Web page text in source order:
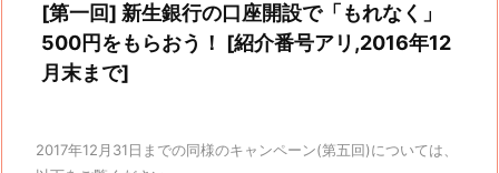
[第一回] 新生銀行の口座開設で「もれなく」
500円をもらおう！ [紹介番号アリ,2016年12
月末まで]
2017年12月31日までの同様のキャンペーン(第五回)については、